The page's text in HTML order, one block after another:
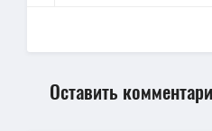
Оставить